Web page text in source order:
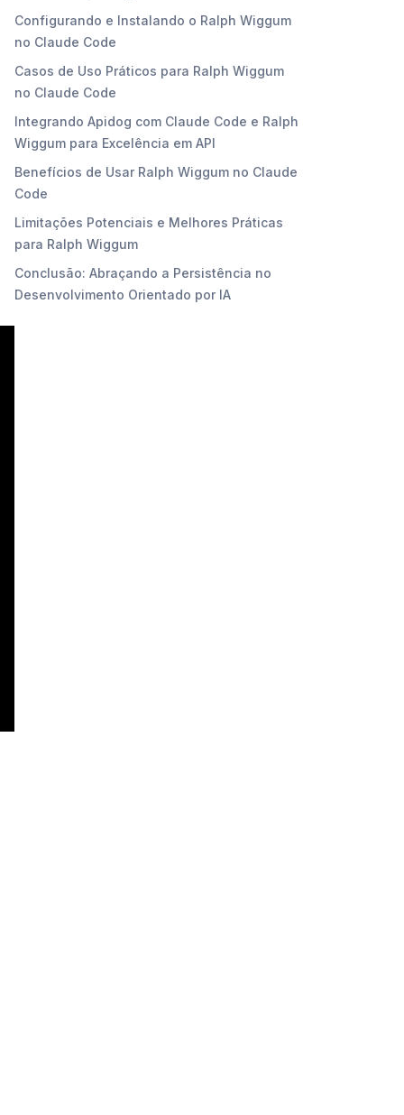
Configurando e Instalando o Ralph Wiggum
no Claude Code
Casos de Uso Práticos para Ralph Wiggum
no Claude Code
Integrando Apidog com Claude Code e Ralph
Wiggum para Excelência em API
Benefícios de Usar Ralph Wiggum no Claude
Code
Limitações Potenciais e Melhores Práticas
para Ralph Wiggum
Conclusão: Abraçando a Persistência no
Desenvolvimento Orientado por IA